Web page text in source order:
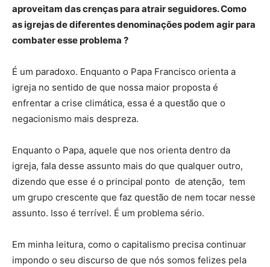
aproveitam das crenças para atrair seguidores. Como
as igrejas de diferentes denominações podem agir para
combater esse problema ?
É um paradoxo. Enquanto o Papa Francisco orienta a
igreja no sentido de que nossa maior proposta é
enfrentar a crise climática, essa é a questão que o
negacionismo mais despreza.
Enquanto o Papa, aquele que nos orienta dentro da
igreja, fala desse assunto mais do que qualquer outro,
dizendo que esse é o principal ponto de atenção, tem
um grupo crescente que faz questão de nem tocar nesse
assunto. Isso é terrível. É um problema sério.
Em minha leitura, como o capitalismo precisa continuar
impondo o seu discurso de que nós somos felizes pela